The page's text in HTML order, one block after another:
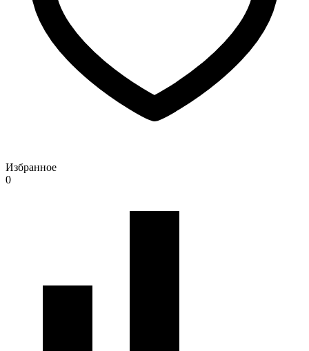
Избранное
0